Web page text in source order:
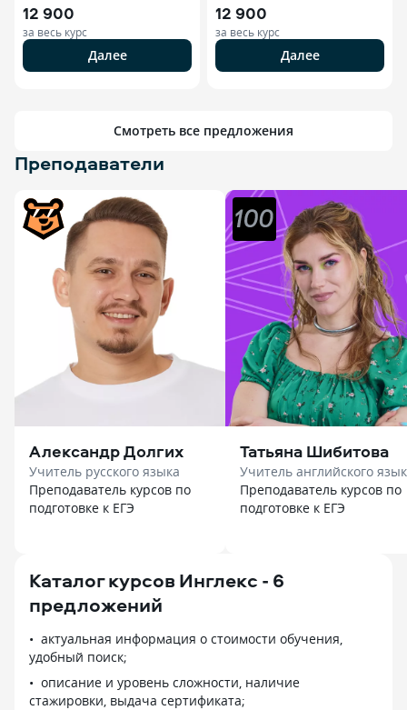
12 900
за весь курс
Далее
12 900
за весь курс
Далее
Смотреть все предложения
Преподаватели
Александр Долгих
Учитель русского языка
Преподаватель курсов по
подготовке к ЕГЭ
Татьяна Шибитова
Учитель английского
Преподаватель курсов по
подготовке к ЕГЭ
Каталог курсов Инглекс - 6
предложений
актуальная информация о стоимости обучения,
удобный поиск;
описание и уровень сложности, наличие
стажировки, выдача сертификата;